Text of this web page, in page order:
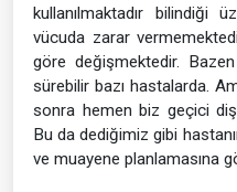
kullanılmaktadır bilindiği
vücuda zarar
göre değişmektedir.
sürebilir bazı hastalarda.
sonra hemen biz geçici
Bu da dediğimiz gibi
ve muayene planlamasına